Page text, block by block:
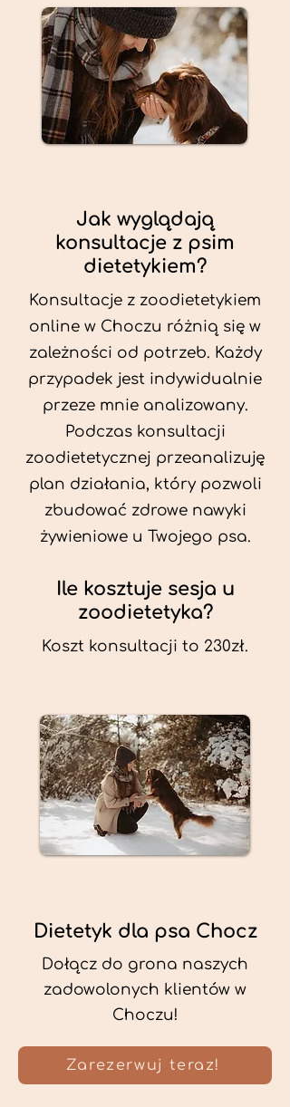
Jak wyglądają
konsultacje z psim
dietetykiem?
Konsultacje z zoodietetykiem
online w Choczu różnią się w
zależności od potrzeb. Każdy
przypadek jest indywidualnie
przeze mnie analizowany.
Podczas konsultacji
zoodietetycznej przeanalizuję
plan działania, który pozwoli
zbudować zdrowe nawyki
żywieniowe u Twojego psa.
Ile kosztuje sesja u
zoodietetyka?
Koszt konsultacji to 230zł.
Dietetyk dla psa Chocz
Dołącz do grona naszych
zadowolonych klientów w
Choczu!
Zarezerwuj teraz!